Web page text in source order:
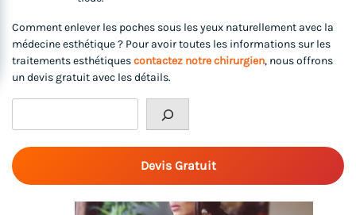
Comment enlever les poches sous les yeux naturellement avec la
médecine esthétique ? Pour avoir toutes les informations sur les
traitements esthétiquescontactez notre chirurgien, nous offrons
un devis gratuit avec les détails.
Devis Gratuit